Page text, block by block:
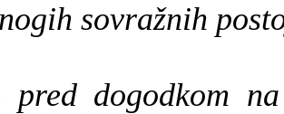
sovražnih
pred dogodkom